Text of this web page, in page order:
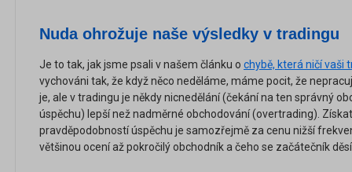
Nuda ohrožuje naše výsledky v tradingu
Je to tak, jak jsme psali v našem článku o chybě, která ničí vaši
vychováni tak, že když něco neděláme, máme pocit, že
je, ale v tradingu je někdy nicnedělání (čekání na ten správný
úspěchu) lepší než nadměrné obchodování (overtrading).
pravděpodobností úspěchu je samozřejmě za cenu nižší
většinou ocení až pokročilý obchodník a čeho se začátečník